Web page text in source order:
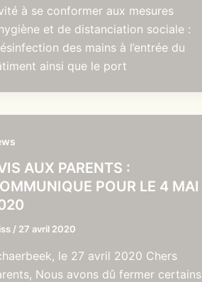
à se conformer aux mesures
et de distanciation sociale :
des mains à l’entrée du
ainsi que le port
AUX PARENTS :
POUR LE 4 MAI
/ 27 avril 2020
le 27 avril 2020 Chers
Nous avons dû fermer certains